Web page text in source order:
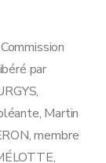
par
Martin
membre